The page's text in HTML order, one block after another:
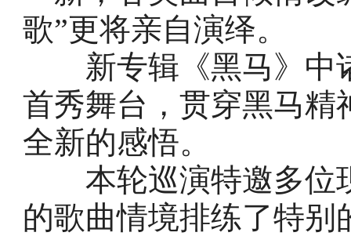
歌”更将亲自演绎。
新专辑《黑马》中
首秀舞台，贯穿黑马精
全新的感悟。
本轮巡演特邀多位
的歌曲情境排练了特